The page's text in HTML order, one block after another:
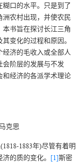
口的水平。只是到了
洲农村出现，并使农民
本书旨在探讨长江三角
变化的过程和原因。
济的毛收入或全部人
会阶层的发展与不发
和经济的各派学术理论
克思
1883年)尽管有着明
的质的变化。 [1]斯密